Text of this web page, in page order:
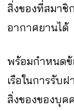
สิ่งของที่สมาชิ
อากาศยานได้
พร้อมกำหนดข้
เรือในการรับ
สิ่งของของบุค